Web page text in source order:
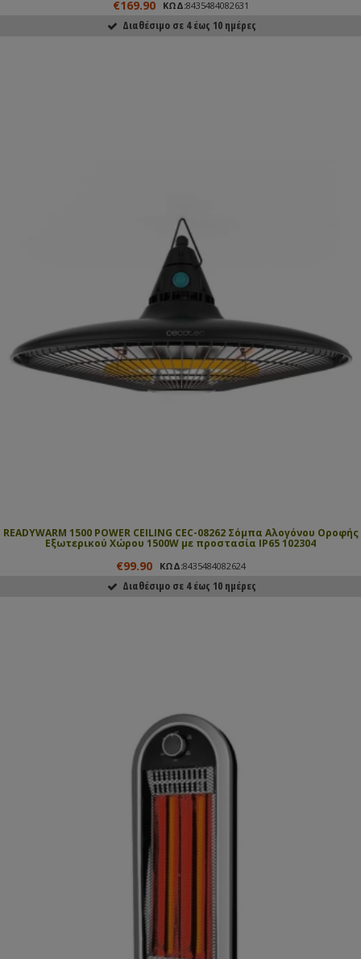
€169.90 ΚΩΔ:8435484082631
Διαθέσιμο σε 4 έως 10 ημέρες
READYWARM 1500 POWER CEILING CEC-08262 Σόμπα Αλογόνου Οροφής
Εξωτερικού Χώρου 1500W με προστασία IP65 102304
€99.90 ΚΩΔ:8435484082624
Διαθέσιμο σε 4 έως 10 ημέρες